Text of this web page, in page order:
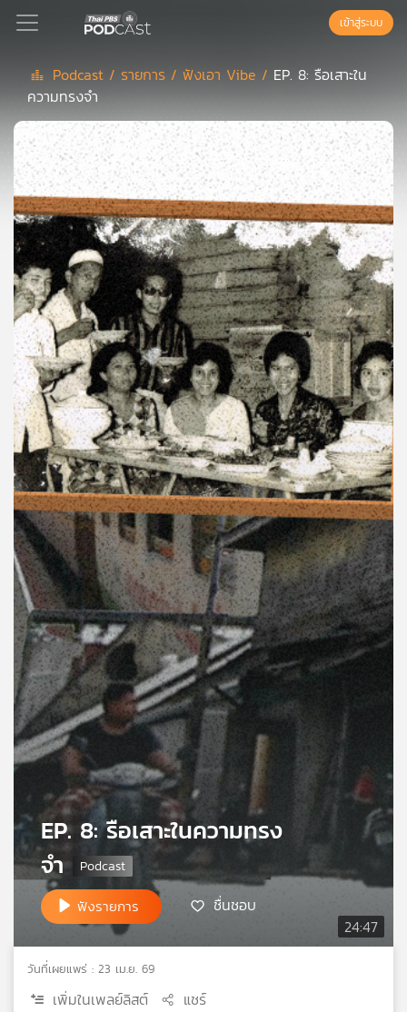
Podcast
เพล
ย์
ลิ
สต์
แนะนำ
เพล
ย์
ลิ
สต์
ของ
คุณ
เพลง
บทความ
ข่าว
และ
กิจกรรม
เกี่ยว
กับ
เรา
เครือ
ข่าย
วิทยุ
เข้าสู่ระบบ
Podcast / รายการ /ฟังเอา Vibe / EP. 8: รือเสาะใน
ความทรงจำ
24:47
EP. 8: รือเสาะในความทรง
จำ
ฟังรายการ ชื่นชอบ
วันที่เผยแพร่ : 23 เม.ย. 69
เพิ่มในเพลย์ลิสต์ แชร์